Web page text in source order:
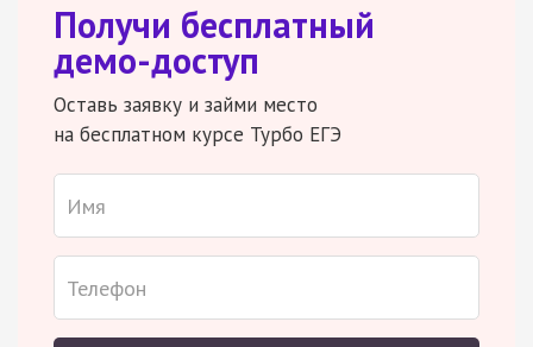
Получи бесплатный
демо-доступ
Оставь заявку и займи место
на бесплатном курсе Турбо ЕГЭ